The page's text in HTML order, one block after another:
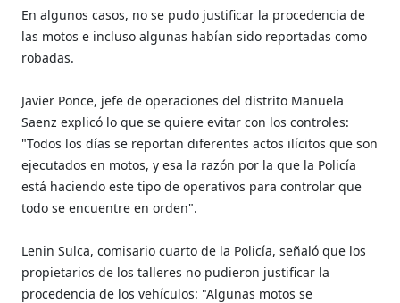
En algunos casos, no se pudo justificar la procedencia de
las motos e incluso algunas habían sido reportadas como
robadas.
Javier Ponce, jefe de operaciones del distrito Manuela
Saenz explicó lo que se quiere evitar con los controles:
"Todos los días se reportan diferentes actos ilícitos que son
ejecutados en motos, y esa la razón por la que la Policía
está haciendo este tipo de operativos para controlar que
todo se encuentre en orden".
Lenin Sulca, comisario cuarto de la Policía, señaló que los
propietarios de los talleres no pudieron justificar la
procedencia de los vehículos: "Algunas motos se